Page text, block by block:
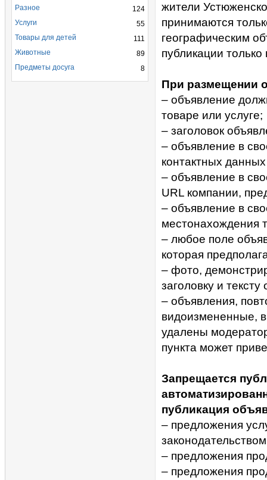
жители
принимаются
географическим
публикации
При размещении
– объявление
товаре или услуге;
– заголовок
– объявление в
контактных
– объявление в
URL компании,
– объявление в
местонахождения
– любое поле
которая
– фото,
заголовку и
– объявления,
видоизмененные,
удалены
пункта может
Запрещается
публикация
– предложения
– предложения
– предложения
124
Разное
55
Услуги
111
Товары для детей
89
Животные
8
Предметы досуга